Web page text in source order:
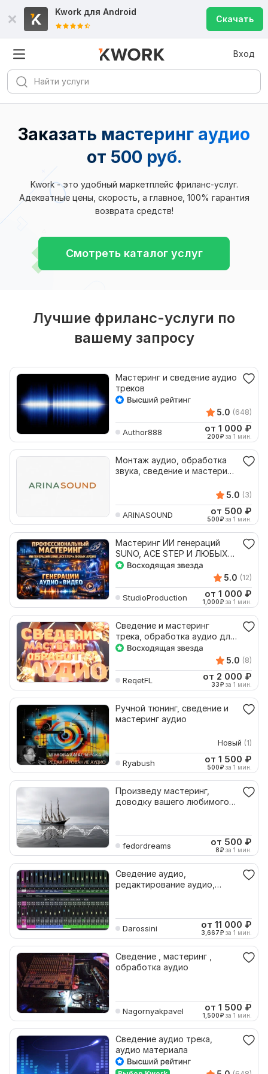
Kwork для Android
Скачать
Вход
Заказать мастеринг аудио
от 500 руб.
Kwork - это удобный маркетплейс фриланс-услуг.
Адекватные цены, скорость, а главное, 100% гарантия
возврата средств!
Смотреть каталог услуг
Лучшие фриланс-услуги по
вашему запросу
Мастеринг и сведение аудио
треков
5.0 (648)
Author888 от 1 000 ₽
200₽ за 1 мин.
Монтаж аудио, обработка
звука, сведение и мастеринг,
5.0 (3)
ARINASOUND от 500 ₽
500₽ за 1 мин.
Мастеринг ИИ генераций
SUNO, ACE STEP И ЛЮБЫХ
АУДИО: Я - лучший
5.0 (12)
StudioProduction от 1 000 ₽
1,000₽ за 1 мин.
Сведение и мастеринг
трека, обработка аудио для
подкаста, видео
5.0 (8)
ReqetFL от 2 000 ₽
33₽ за 1 мин.
Ручной тюнинг, сведение и
мастеринг аудио
Новый (1)
Ryabush от 1 500 ₽
500₽ за 1 мин.
Произведу мастеринг,
доводку вашего любимого
fedordreams от 500 ₽
8₽ за 1 мин.
Сведение аудио,
редактирование аудио,
Darossini от 11 000 ₽
3,667₽ за 1 мин.
Сведение , мастеринг ,
обработка аудио
Nagornyakpavel от 1 500 ₽
1,500₽ за 1 мин.
Сведение аудио трека,
аудио материала